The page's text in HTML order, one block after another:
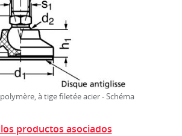
à tige filetée acier - Schéma
productos asociados